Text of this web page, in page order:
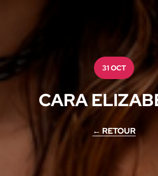
31 OCT
CARA
← RETOUR